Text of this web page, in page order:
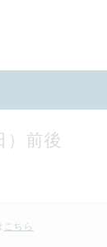
）前後
こちら